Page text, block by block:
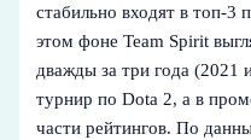
стабильно входят в топ‑3
этом фоне Team Spirit
дважды за три года (2021
турнир по Dota 2, а в
части рейтингов. По